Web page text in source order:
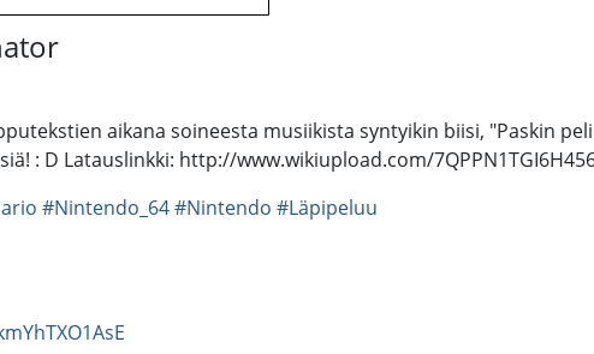
aikana soineesta musiikista syntyikin biisi, "Paskin
: D Latauslinkki: http://www.wikiupload.com/
#Nintendo_64#Nintendo #Läpipeluu